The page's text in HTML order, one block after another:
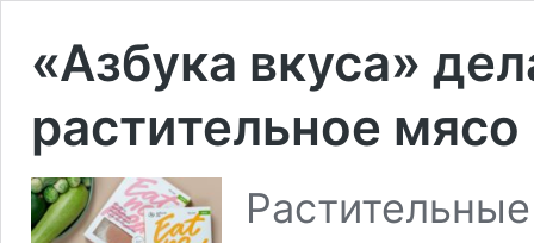
«Азбука вкуса»
растительное мясо